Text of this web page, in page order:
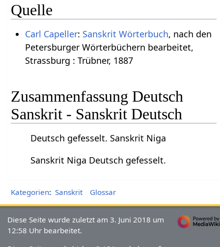
Quelle
Carl Capeller: Sanskrit Wörterbuch, nach den
Petersburger Wörterbüchern bearbeitet,
Strassburg : Trübner, 1887
Zusammenfassung Deutsch
Sanskrit - Sanskrit Deutsch
Deutsch gefesselt. Sanskrit Niga
Sanskrit Niga Deutsch gefesselt.
Kategorien: Sanskrit Glossar
Diese Seite wurde zuletzt am 3. Juni 2018 um
12:58 Uhr bearbeitet.